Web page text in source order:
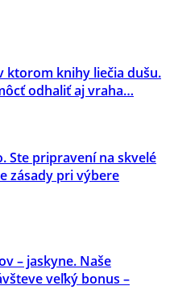
ktorom knihy liečia dušu.
odhaliť aj vraha…
Ste pripravení na skvelé
zásady pri výbere
– jaskyne. Naše
veľký bonus –